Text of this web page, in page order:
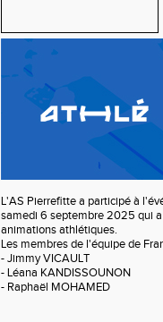
L'AS Pierrefitte a participé à
samedi 6 septembre 2025 qui
animations athlétiques.
Les membres de l'équipe de
- Jimmy VICAULT
- Léana KANDISSOUNON
- Raphaël MOHAMED